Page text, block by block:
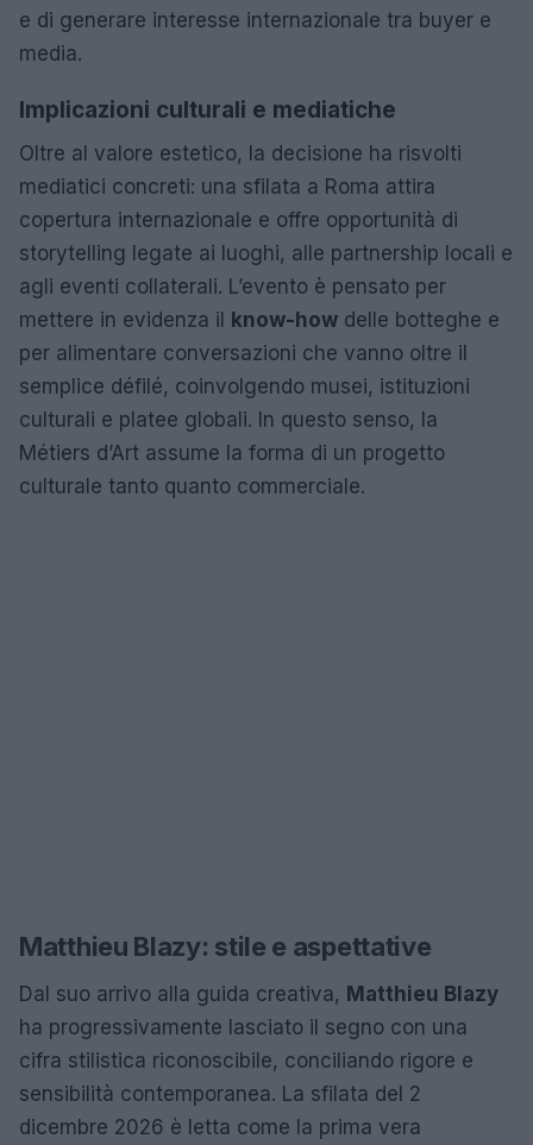
e di generare interesse internazionale tra buyer e
media.
Implicazioni culturali e mediatiche
Oltre al valore estetico, la decisione ha risvolti
mediatici concreti: una sfilata a Roma attira
copertura internazionale e offre opportunità di
storytelling legate ai luoghi, alle partnership locali e
agli eventi collaterali. L’evento è pensato per
mettere in evidenza il know-how delle botteghe e
per alimentare conversazioni che vanno oltre il
semplice défilé, coinvolgendo musei, istituzioni
culturali e platee globali. In questo senso, la
Métiers d’Art assume la forma di un progetto
culturale tanto quanto commerciale.
Matthieu Blazy: stile e aspettative
Dal suo arrivo alla guida creativa, Matthieu Blazy
ha progressivamente lasciato il segno con una
cifra stilistica riconoscibile, conciliando rigore e
sensibilità contemporanea. La sfilata del 2
dicembre 2026 è letta come la prima vera